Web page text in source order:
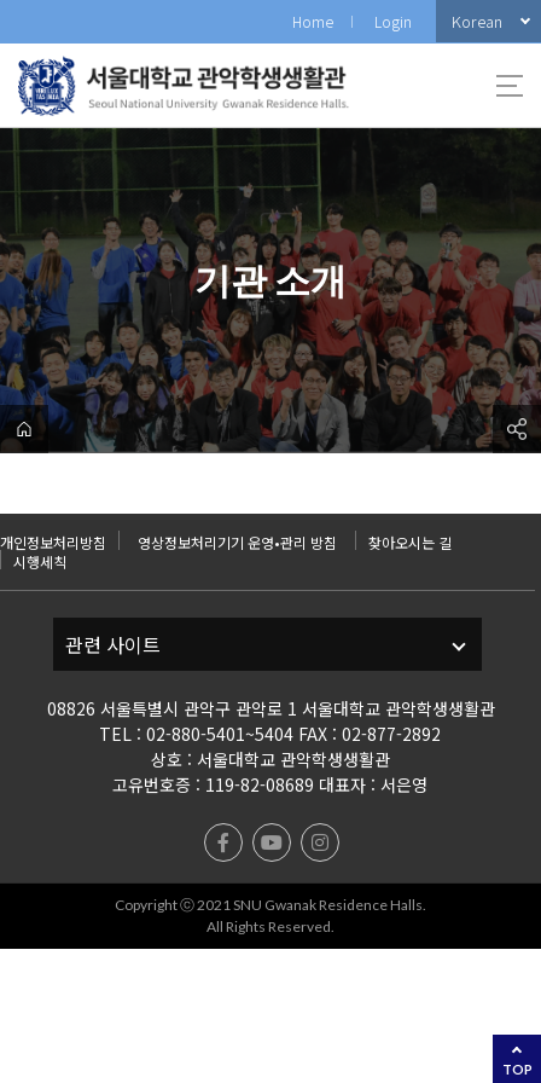
로
메
뉴
Home Login Korean
기관 소개
TOP
개인정보처리방침 영상정보처리기기 운영•관리 방침
찾아오시는 길
시행세칙
08826 서울특별시 관악구 관악로 1 서울대학교 관악학생생활관
TEL : 02-880-5401~5404 FAX : 02-877-2892
상호 : 서울대학교 관악학생생활관
고유번호증 : 119-82-08689 대표자 : 서은영
Copyright ⓒ 2021 SNU Gwanak Residence Halls.
All Rights Reserved.